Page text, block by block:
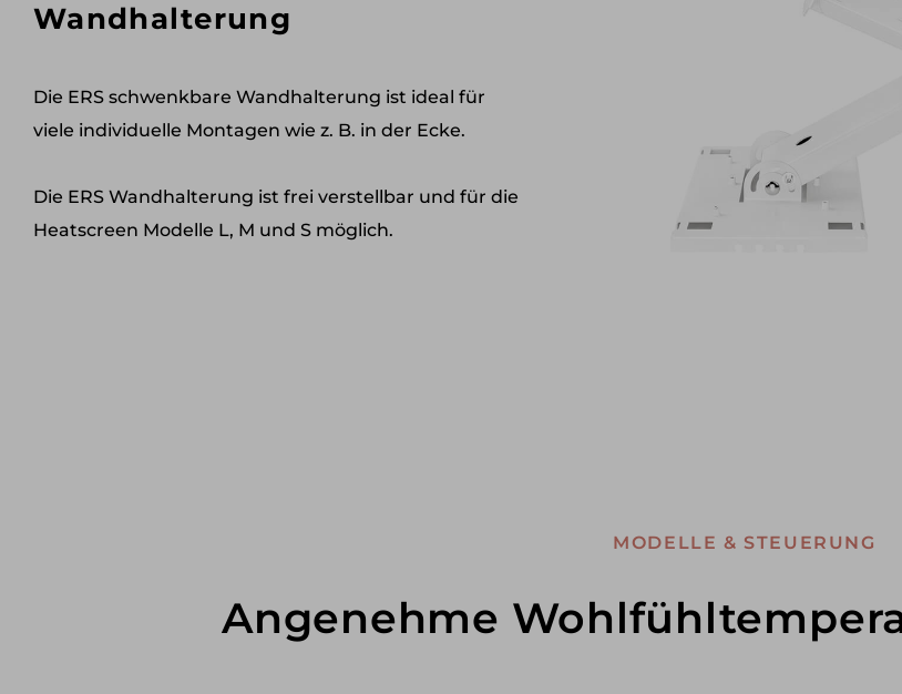
Wandhalterung
Die ERS schwenkbare Wandhalterung ist ideal für
viele individuelle Montagen wie z. B. in der Ecke.
Die ERS Wandhalterung ist frei verstellbar und für die
Heatscreen Modelle L, M und S möglich.
MODELLE & STEUERUNG
Angenehme